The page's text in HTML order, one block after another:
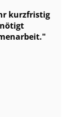
kurzfristig